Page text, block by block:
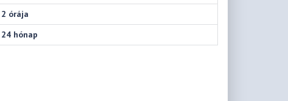
2 órája
24 hónap